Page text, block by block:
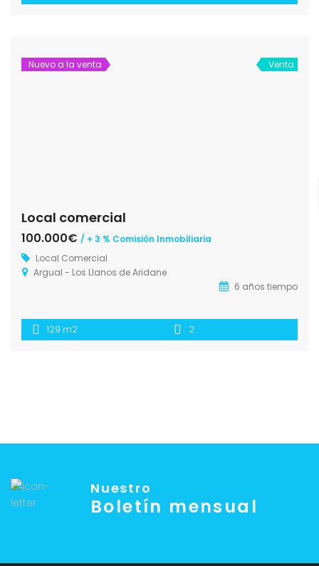
Nuevo a la venta Venta
Local comercial
100.000€ / + 3 % Comisión Inmobiliaria
Local Comercial
Argual - Los Llanos de Aridane
6 años tiempo
129 m2 2
Nuestro
Boletín mensual